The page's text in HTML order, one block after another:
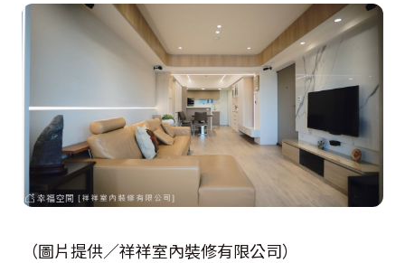
（圖片提供／祥祥室內裝修有限公司）